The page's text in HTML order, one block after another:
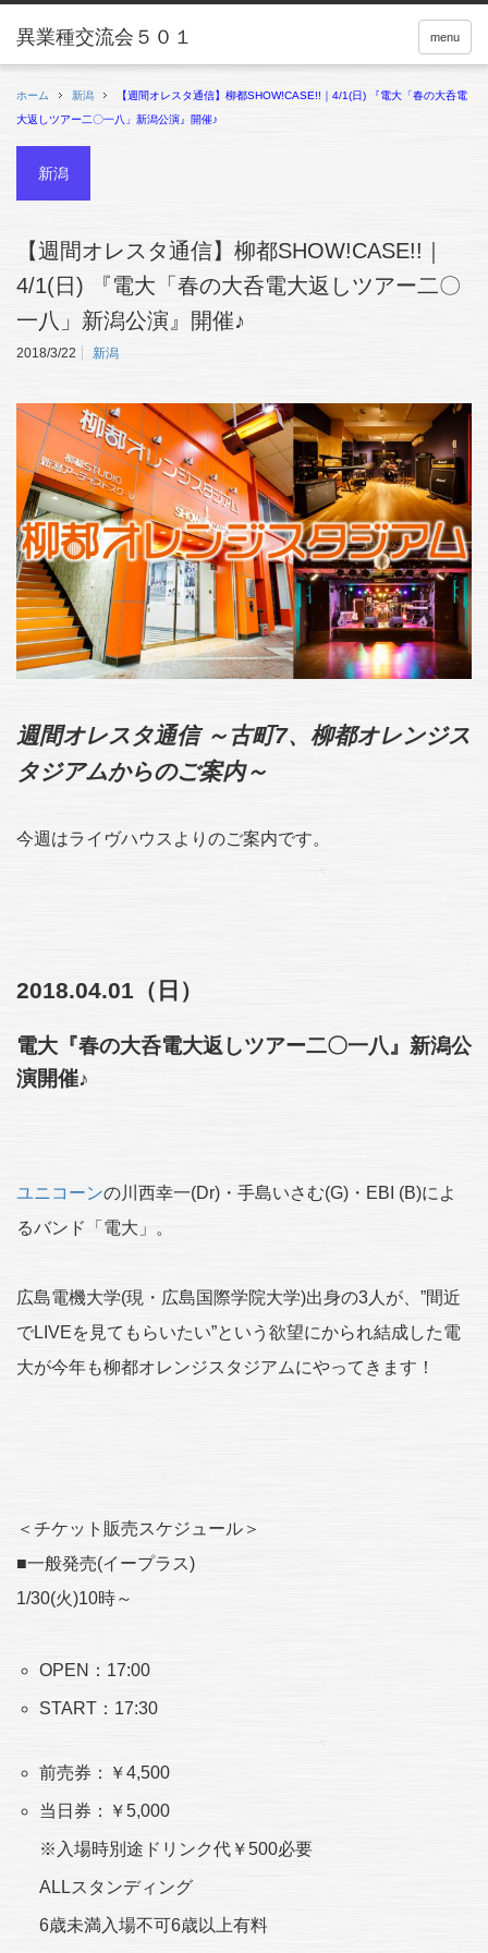
menu
ホーム 新潟
【週間オレスタ通信】柳都SHOW!CASE!!｜4/1(日) 『電大「春の大呑電
大返しツアー二〇一八」新潟公演』開催♪
新潟
【週間オレスタ通信】柳都SHOW!CASE!!｜
4/1(日) 『電大「春の大呑電大返しツアー二〇
一八」新潟公演』開催♪
2018/3/22 新潟
週間オレスタ通信 ～古町7、柳都オレンジス
タジアムからのご案内～
今週はライヴハウスよりのご案内です。
2018.04.01（日）
電大『春の大呑電大返しツアー二〇一八』新潟公
演開催♪
ユニコーンの川西幸一(Dr)・手島いさむ(G)・EBI (B)によ
るバンド「電大」。
広島電機大学(現・広島国際学院大学)出身の3人が、”間近
でLIVEを見てもらいたい”という欲望にかられ結成した電
大が今年も柳都オレンジスタジアムにやってきます！
＜チケット販売スケジュール＞
■一般発売(イープラス)
1/30(火)10時～
OPEN：17:00
START：17:30
前売券：￥4,500
当日券：￥5,000
※入場時別途ドリンク代￥500必要
ALLスタンディング
6歳未満入場不可6歳以上有料